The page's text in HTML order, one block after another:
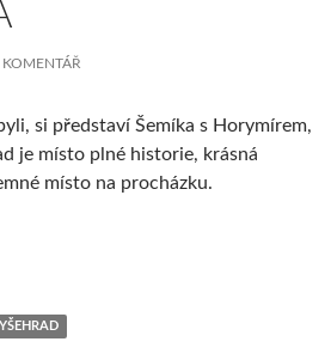
KOMENTÁŘ
si představí Šemíka s Horymírem,
je místo plné historie, krásná
místo na procházku.
Praha, Česká republika